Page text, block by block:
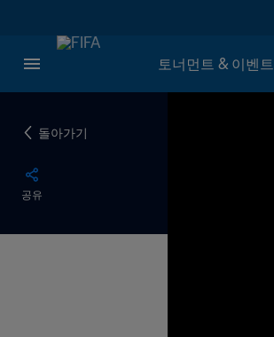
토너먼트 & 이벤트
돌아가기
공유